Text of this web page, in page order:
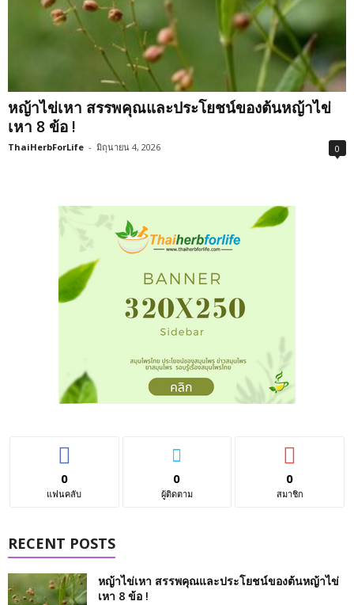
หญ้าไข่เหา สรรพคุณและประโยชน์ของต้นหญ้าไข่
เหา 8 ข้อ !
ThaiHerbForLife - มิถุนายน 4, 2026 0
0
แฟนคลับ
0
ผู้ติดตาม
0
สมาชิก
RECENT POSTS
หญ้าไข่เหา สรรพคุณและประโยชน์ของต้นหญ้าไข่
เหา 8 ข้อ !